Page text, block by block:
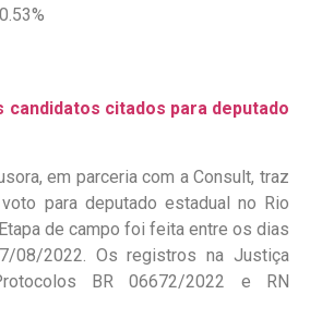
candidatos citados para deputado
em parceria com a Consult, traz
para deputado estadual no Rio
de campo foi feita entre os dias
08/2022. Os registros na Justiça
BR 06672/2022 e RN